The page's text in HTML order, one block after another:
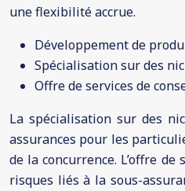
une flexibilité accrue.
Développement de
Spécialisation sur des
Offre de services de
La spécialisation sur des
assurances pour les
de la concurrence. L’offre
risques liés à la sous-